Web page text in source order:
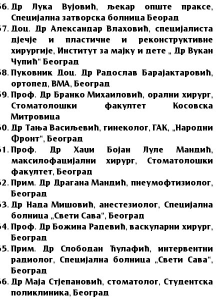
Др Лука Вујовић, љекар опште праксе,
Специјална затворска болница Беорад
Доц. Др Александар Влаховић, специјалиста
дјечје и пластичне и реконструктивне
хирургије, Институт за мајку и дете „ Др Вукан
Чупић“ Београд
Пуковник Доц. Др Радослав Барајактаровић,
ортопед, ВМА, Београд
Проф. Др Бранко Михаиловић, орални хирург,
Стоматолошки факултет Косовска
Митровица
Др Тања Васиљевић, гинеколог, ГАК, „Народни
Фронт“, Београд
Проф. Др Хаџи Бојан Луле Мандић,
максилофацијални хирург, Стоматолошки
факултет, Београд
Прим. Др Драгана Мандић, пнеумофтизиолог,
Београд
Др Нада Мишовић, анестезиолог, Специјална
болница „Свети Сава“, Београд
Проф. Др Божина Радевић, васкуларни хирург,
Београд
Прим. Др Слободан Ћулафић, интервентни
радиолог, Специјална болница „Свети Сава“,
Београд
Др Маја Стјепановић, стоматолог, Студентска
поликлиника, Београд